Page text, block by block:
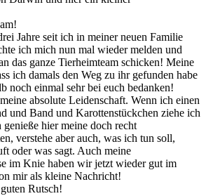
Jahre seit ich in meiner neuen Familie
ich mich nun mal wieder melden und
das ganze Tierheimteam schicken! Meine
ich damals den Weg zu ihr gefunden habe
noch einmal sehr bei euch bedanken!
absolute Leidenschaft. Wenn ich einen
und Band und Karottenstückchen ziehe ich
hier meine doch recht
verstehe aber auch, was ich tun soll,
oder was sagt. Auch meine
im Knie haben wir jetzt wieder gut im
mir als kleine Nachricht!
Rutsch!